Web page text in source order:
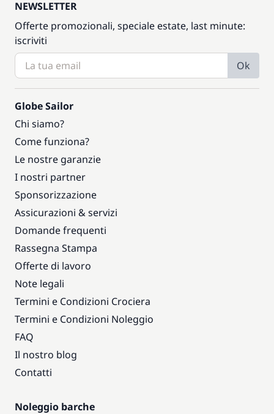
NEWSLETTER
Offerte promozionali, speciale estate, last minute:
iscriviti
Ok
Globe Sailor
Chi siamo?
Come funziona?
Le nostre garanzie
I nostri partner
Sponsorizzazione
Assicurazioni & servizi
Domande frequenti
Rassegna Stampa
Offerte di lavoro
Note legali
Termini e Condizioni Crociera
Termini e Condizioni Noleggio
FAQ
Il nostro blog
Contatti
Noleggio barche